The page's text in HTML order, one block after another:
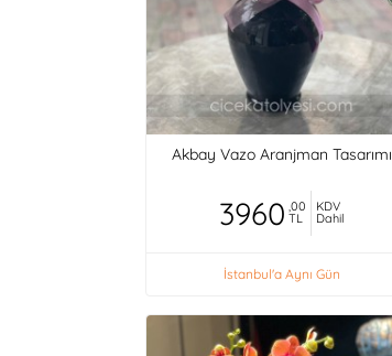
Akbay Vazo Aranjman Tasarımı
3960 ,00
TL
KDV
Dahil
İstanbul'a Aynı Gün